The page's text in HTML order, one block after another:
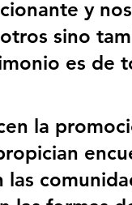
y
sino
es de
la
las